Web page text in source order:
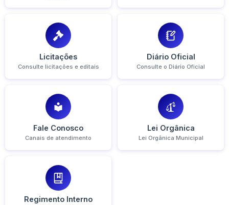
Licitações
Consulte licitações e editais
Diário Oficial
Consulte o Diário Oficial
Fale Conosco
Canais de atendimento
Lei Orgânica
Lei Orgânica Municipal
Regimento Interno